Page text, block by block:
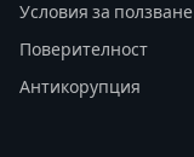
Условия за ползване
Поверителност
Антикорупция